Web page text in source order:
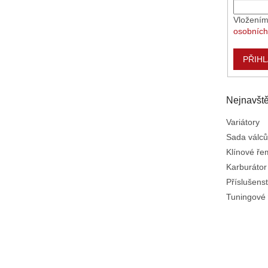
Variátory
Sada
Klínové
Tuningové